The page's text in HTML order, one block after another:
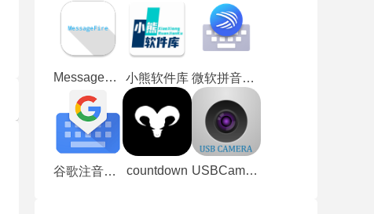
MessageFire 小熊软件库 微软拼音输入法
谷歌注音输入法 countdown USBCamera